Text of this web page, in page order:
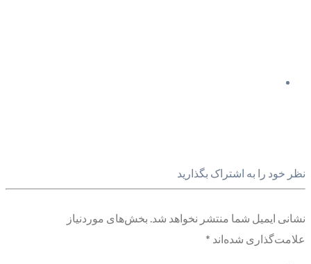
نظر خود را به اشتراک بگذارید
نشانی ایمیل شما منتشر نخواهد شد. بخش‌های موردنیاز
علامت‌گذاری شده‌اند *